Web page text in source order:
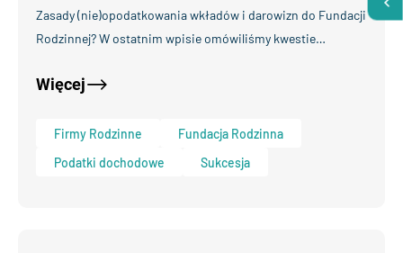
Zasady (nie)opodatkowania wkładów i darowizn do Fundacji
Rodzinnej? W ostatnim wpisie omówiliśmy kwestie…
Więcej
Firmy Rodzinne
Fundacja Rodzinna
Podatki dochodowe
Sukcesja